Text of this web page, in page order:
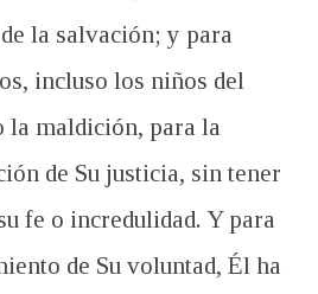
la salvación; y para
incluso los niños del
la maldición, para la
de Su justicia, sin tener
fe o incredulidad. Y para
de Su voluntad, Él ha